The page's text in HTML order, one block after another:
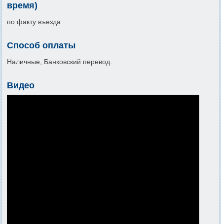
время)
по факту въезда
Способ оплаты
Наличные, Банковский перевод.
Видео